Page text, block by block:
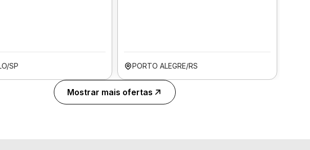
SP PORTO ALEGRE/RS
Mostrar mais ofertas